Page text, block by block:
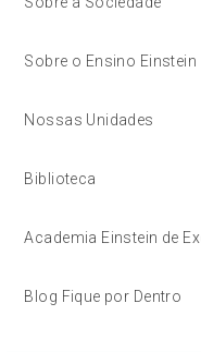
Sobre o Ensino Einstein
Nossas Unidades
Biblioteca
Academia Einstein de
Blog Fique por Dentro